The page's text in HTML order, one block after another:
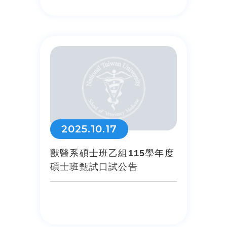
2025.10.17
獸醫系碩士班乙組115學年度
碩士班甄試口試公告